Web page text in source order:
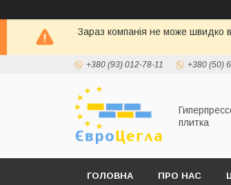
Зараз компанія не може швидко
+380 (93) 012-78-11 +380 (50)
плитка
ГОЛОВНА ПРО НАС